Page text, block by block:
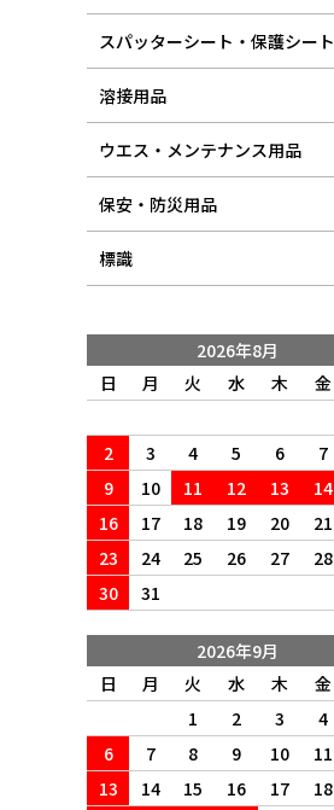
スパッターシート・保護シート
溶接用品
ウエス・メンテナンス用品
保安・防災用品
標識
2026年8月
日
月 火 水 木 金
2
3 4 5 6 7
9
10 11 12 13 14
16
17 18 19 20 21
23
24 25 26 27 28
30
31
2026年9月
日
月 火 水 木 金
1
2 3 4
6
7 8 9 10 11
13
14 15 16 17 18